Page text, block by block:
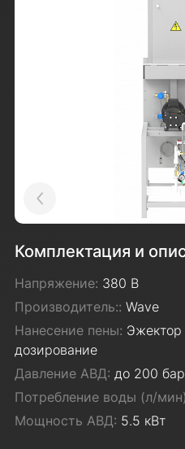
Назад
Комплектация и
Напряжение: 380 В
Производитель::Wave
Нанесение пены:
дозирование
Давление АВД: до 200 бар
Потребление воды (л/
Мощность АВД: 5.5 кВт